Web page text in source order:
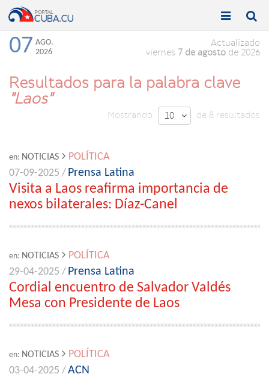
Toggle

Toggle

07 AGO.
2026
Actualizado
viernes 7 de agosto de 2026
Resultados para la palabra clave
"Laos"
Mostrando 10  de 8 resultados
en: NOTICIAS
POLÍTICA
07-09-2025 / Prensa Latina
Visita a Laos reafirma importancia de
nexos bilaterales: Díaz-Canel
en: NOTICIAS
POLÍTICA
29-04-2025 / Prensa Latina
Cordial encuentro de Salvador Valdés
Mesa con Presidente de Laos
en: NOTICIAS
POLÍTICA
03-04-2025 /ACN